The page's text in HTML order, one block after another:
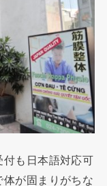
付も日本語対応可
が固まりがちな